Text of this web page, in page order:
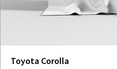
Toyota Corolla